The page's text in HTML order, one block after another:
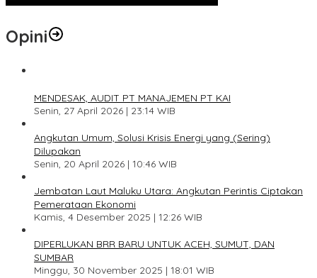
Opini
MENDESAK, AUDIT PT MANAJEMEN PT KAI
Senin, 27 April 2026 | 23:14 WIB
Angkutan Umum, Solusi Krisis Energi yang (Sering)
Dilupakan
Senin, 20 April 2026 | 10:46 WIB
Jembatan Laut Maluku Utara: Angkutan Perintis Ciptakan
Pemerataan Ekonomi
Kamis, 4 Desember 2025 | 12:26 WIB
DIPERLUKAN BRR BARU UNTUK ACEH, SUMUT, DAN
SUMBAR
Minggu, 30 November 2025 | 18:01 WIB